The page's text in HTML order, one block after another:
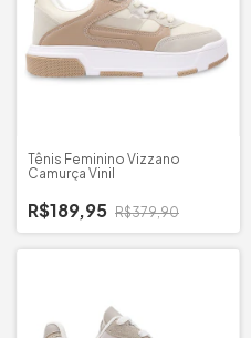
Tênis Feminino Vizzano
Camurça Vinil
R$189,95 R$379,90